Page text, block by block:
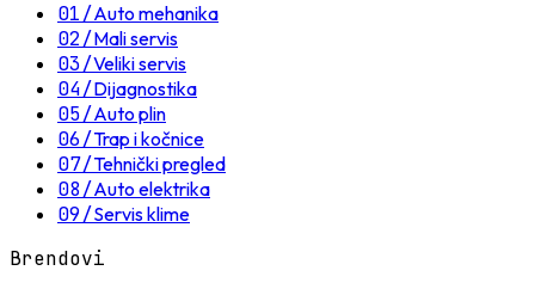
01/Auto mehanika
02/Mali servis
03/Veliki servis
04/Dijagnostika
05/Auto plin
06/Trap i kočnice
07/Tehnički pregled
08/Auto elektrika
09/Servis klime
Brendovi